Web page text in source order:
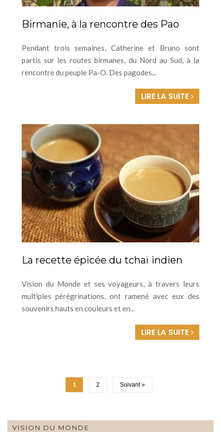
Birmanie, à la rencontre des Pao
Pendant trois semaines, Catherine et Bruno sont
partis sur les routes birmanes, du Nord au Sud, à la
rencontre du peuple Pa-O. Des pagodes...
LIRE LA SUITE
La recette épicée du tchaï indien
Vision du Monde et ses voyageurs, à travers leurs
multiples pérégrinations, ont ramené avec eux des
souvenirs hauts en couleurs et en...
LIRE LA SUITE
1 2 Suivant »
VISION DU MONDE